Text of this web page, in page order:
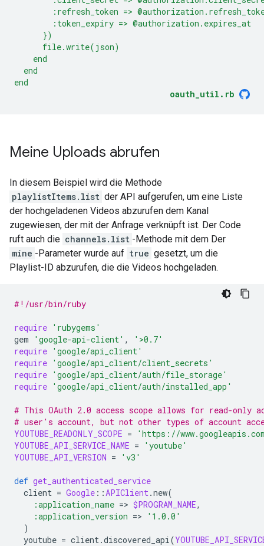
:refresh_token =>
        :token_expiry => @authorization.expires_at
      })
      file.write(json)
    end
  end
end
oauth_util.rb
Meine Uploads abrufen
In diesem Beispiel wird die Methode
playlistItems.list der API aufgerufen, um eine Liste
der hochgeladenen Videos abzurufen dem Kanal
zugewiesen, der mit der Anfrage verknüpft ist. Der Code
ruft auch die channels.list -Methode mit dem Der
mine -Parameter wurde auf true gesetzt, um die
Playlist-ID abzurufen, die die Videos hochgeladen.
#!/usr/bin/ruby
require 'rubygems'
gem
'google-api-client' ,
'>0.7'
require 'google/api_client'
require 'google/api_client/client_secrets'
require 'google/api_client/auth/file_storage'
require 'google/api_client/auth/installed_app'
# This OAuth 2.0 access scope allows for read-only
# user's account, but not other types of account
YOUTUBE_READONLY_SCOPE =
'https://
YOUTUBE_API_SERVICE_NAME =
'youtube'
YOUTUBE_API_VERSION = 'v3'
def get_authenticated_service
client = Google ::APIClient.new(
:application_name => $PROGRAM_NAME,
:application_version =>
'1.0.0'
)
youtube = client.discovered_api(